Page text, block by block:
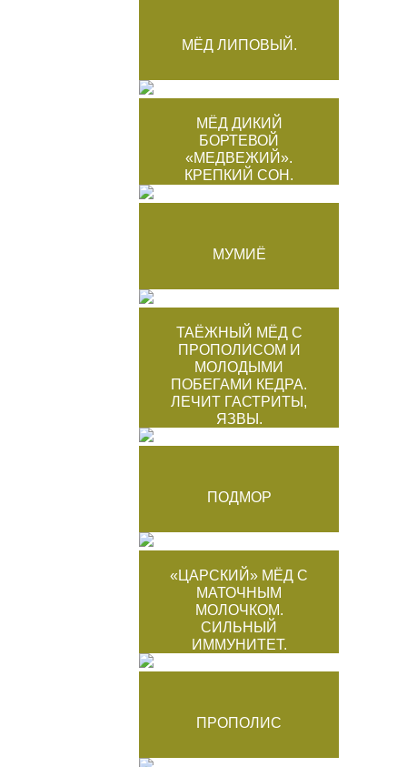
МЁД ЛИПОВЫЙ.
МЁД ДИКИЙ
БОРТЕВОЙ
«МЕДВЕЖИЙ».
КРЕПКИЙ СОН.
МУМИЁ
ТАЁЖНЫЙ МЁД С
ПРОПОЛИСОМ И
МОЛОДЫМИ
ПОБЕГАМИ КЕДРА.
ЛЕЧИТ ГАСТРИТЫ,
ЯЗВЫ.
ПОДМОР
«ЦАРСКИЙ» МЁД С
МАТОЧНЫМ
МОЛОЧКОМ.
СИЛЬНЫЙ
ИММУНИТЕТ.
ПРОПОЛИС